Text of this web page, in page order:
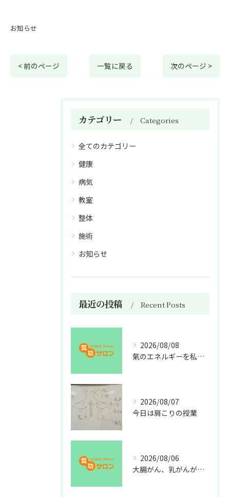
お知らせ
< 前のページ 一覧に戻る 次のページ >
カテゴリー Categories
全てのカテゴリー
健康
病気
教室
整体
施術
お知らせ
最近の投稿 Recent Posts
2026/08/08
氣のエネルギーを私利私欲のために使うな
2026/08/07
今日は肩こりの授業
2026/08/06
大腸がん、乳がんが増えた理由